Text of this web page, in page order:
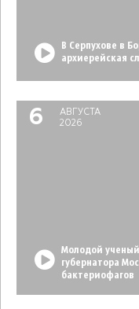
В Серпухове в
архиерейская
6
АВГУСТА
2026
Молодой
губернатора
бактериофагов